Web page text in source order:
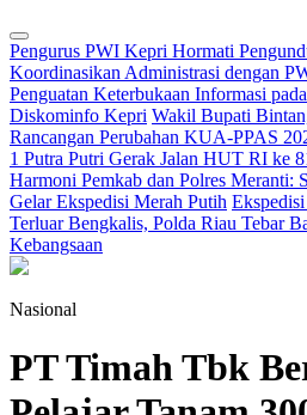
Pengurus PWI Kepri Hormati
Koordinasikan Administrasi dengan
Penguatan Keterbukaan Informasi
Diskominfo Kepri Wakil Bupati
Rancangan Perubahan KUA-PPAS
1 Putra Putri Gerak Jalan HUT RI ke
Harmoni Pemkab dan Polres Meranti:
Gelar Ekspedisi Merah Putih
Terluar Bengkalis, Polda Riau Tebar
Kebangsaan
Nasional
PT Timah Tbk